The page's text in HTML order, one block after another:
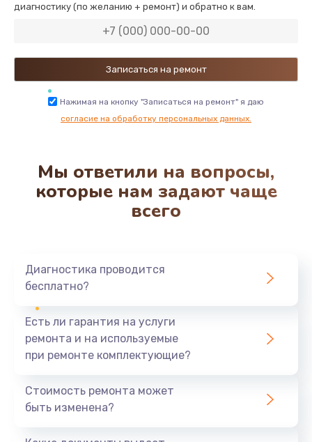
диагностику (по желанию + ремонт) и обратно к вам.
Нажимая на кнопку "Записаться на ремонт" я даю
согласие на обработку персональных данных.
Мы ответили на вопросы,
которые нам задают чаще
всего
Диагностика проводится
бесплатно?
Есть ли гарантия на услуги
ремонта и на используемые
при ремонте комплектующие?
Стоимость ремонта может
быть изменена?